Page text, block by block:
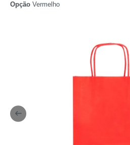
Opção Vermelho